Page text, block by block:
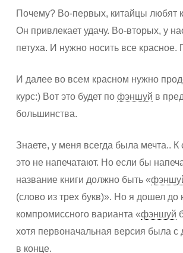
Почему? Во-первых, китайцы любят
Он привлекает удачу. Во-вторых, у
петуха. И нужно носить все красное.
И далее во всем красном нужно
курс:) Вот это будет по фэншуй в
большинства.
Знаете, у меня всегда была мечта..
это не напечатают. Но если бы
название книги должно быть «
(слово из трех букв)». Но я дошел до
компромиссного варианта «фэншуй
хотя первоначальная версия была с
в конце.